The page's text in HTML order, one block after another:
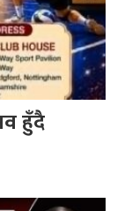
हुँदै